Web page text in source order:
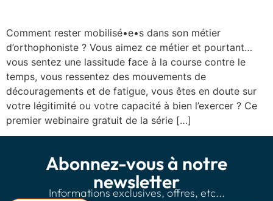
Comment rester mobilisé•e•s dans son métier
d’orthophoniste ? Vous aimez ce métier et pourtant…
vous sentez une lassitude face à la course contre le
temps, vous ressentez des mouvements de
découragements et de fatigue, vous êtes en doute sur
votre légitimité ou votre capacité à bien l’exercer ? Ce
premier webinaire gratuit de la série […]
Abonnez-vous à notre
newsletter
Informations exclusives, offres, etc...